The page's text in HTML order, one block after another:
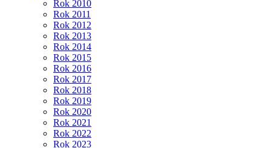
Rok 2010
Rok 2011
Rok 2012
Rok 2013
Rok 2014
Rok 2015
Rok 2016
Rok 2017
Rok 2018
Rok 2019
Rok 2020
Rok 2021
Rok 2022
Rok 2023